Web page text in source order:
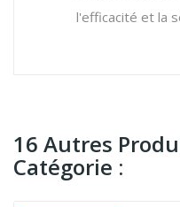
l'efficacité et la
16 Autres
Catégorie :